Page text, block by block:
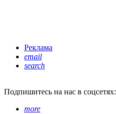
Реклама
email
search
Подпишитесь на нас в соцсетях:
more